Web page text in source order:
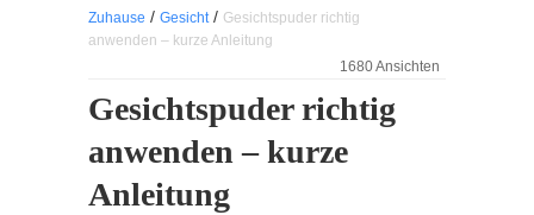
Zuhause / Gesicht / Gesichtspuder richtig
anwenden – kurze Anleitung
1680 Ansichten
Gesichtspuder richtig
anwenden – kurze
Anleitung